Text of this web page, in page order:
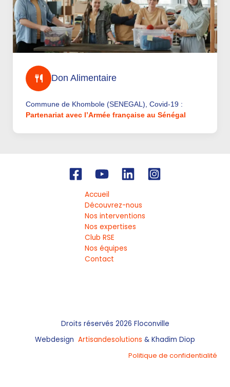
Don Alimentaire
Commune de Khombole (SENEGAL), Covid-19 :
Partenariat avec l’Armée française au Sénégal
Accueil
Découvrez-nous
Nos interventions
Nos expertises
Club RSE
Nos équipes
Contact
Droits réservés 2026 Floconville
Webdesign Artisandesolutions & Khadim Diop
Politique de confidentialité